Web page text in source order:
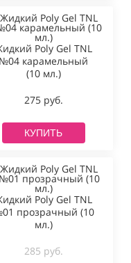
Poly Gel TNL
№04 карамельный
(10 мл.)
275 руб.
КУПИТЬ
Poly Gel TNL
прозрачный (10
мл.)
285 руб.